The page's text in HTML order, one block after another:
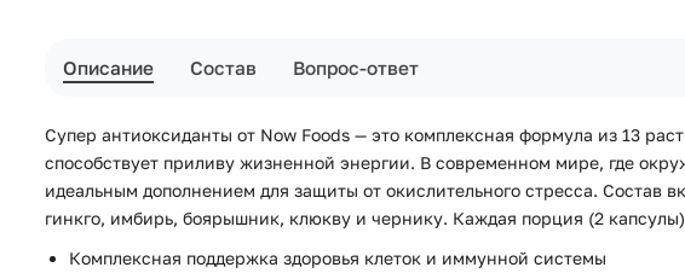
Описание Состав Вопрос-ответ
Супер антиоксиданты от Now Foods — это комплексная формула из 13
способствует приливу жизненной энергии. В современном мире, где
идеальным дополнением для защиты от окислительного стресса. Состав
гинкго, имбирь, боярышник, клюкву и чернику. Каждая порция (2
Комплексная поддержка здоровья клеток и иммунной системы